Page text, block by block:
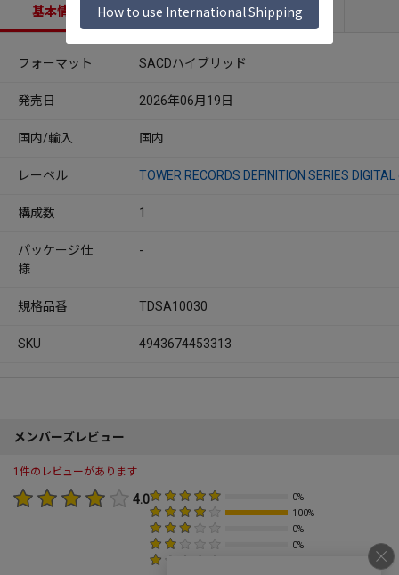
基本情報 収録内容 商品説明
フォーマット SACDハイブリッド
発売日 2026年06月19日
国内/輸入 国内
レーベル TOWER RECORDS DEFINITION SERIES
構成数 1
パッケージ仕
様
-
規格品番 TDSA10030
SKU 4943674453313
メンバーズレビュー
1件のレビューがあります
4.0
0%
100%
0%
0%